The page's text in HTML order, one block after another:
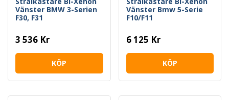
Vänster BMW 3-Serien
F30, F31
3 536 Kr
KÖP
Vänster Bmw 5-Serie
F10/F11
6 125 Kr
KÖP